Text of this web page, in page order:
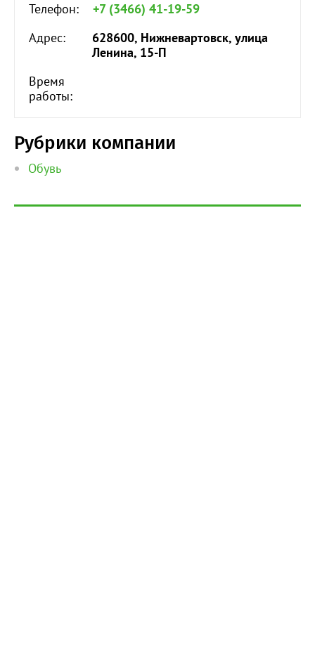
Телефон:
+7 (3466) 41-19-59
Адрес:
628600, Нижневартовск, улица
Ленина, 15-П
Время
работы:
Рубрики компании
Обувь